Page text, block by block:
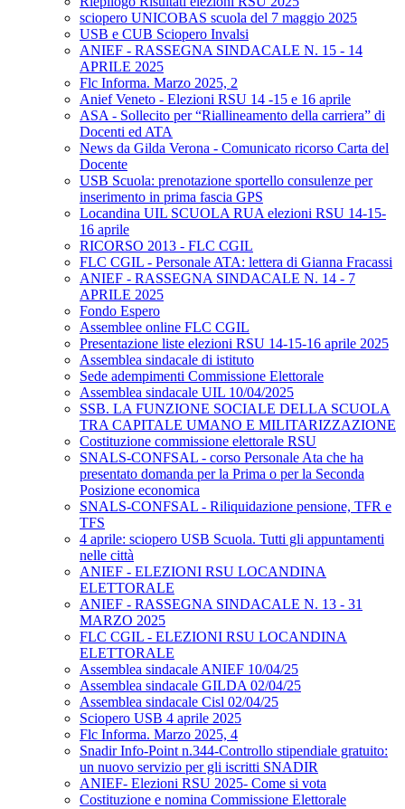
sciopero UNICOBAS scuola del 7 maggio 2025
USB e CUB Sciopero Invalsi
ANIEF - RASSEGNA SINDACALE N. 15 - 14
APRILE 2025
Flc Informa. Marzo 2025, 2
Anief Veneto - Elezioni RSU 14 -15 e 16 aprile
ASA - Sollecito per “Riallineamento della carriera” di
Docenti ed ATA
News da Gilda Verona - Comunicato ricorso Carta del
Docente
USB Scuola: prenotazione sportello consulenze per
inserimento in prima fascia GPS
Locandina UIL SCUOLA RUA elezioni RSU 14-15-
16 aprile
RICORSO 2013 - FLC CGIL
FLC CGIL - Personale ATA: lettera di Gianna Fracassi
ANIEF - RASSEGNA SINDACALE N. 14 - 7
APRILE 2025
Fondo Espero
Assemblee online FLC CGIL
Presentazione liste elezioni RSU 14-15-16 aprile 2025
Assemblea sindacale di istituto
Sede adempimenti Commissione Elettorale
Assemblea sindacale UIL 10/04/2025
SSB. LA FUNZIONE SOCIALE DELLA SCUOLA
TRA CAPITALE UMANO E MILITARIZZAZIONE
Costituzione commissione elettorale RSU
SNALS-CONFSAL - corso Personale Ata che ha
presentato domanda per la Prima o per la Seconda
Posizione economica
SNALS-CONFSAL - Riliquidazione pensione, TFR e
TFS
4 aprile: sciopero USB Scuola. Tutti gli appuntamenti
nelle città
ANIEF - ELEZIONI RSU LOCANDINA
ELETTORALE
ANIEF - RASSEGNA SINDACALE N. 13 - 31
MARZO 2025
FLC CGIL - ELEZIONI RSU LOCANDINA
ELETTORALE
Assemblea sindacale ANIEF 10/04/25
Assemblea sindacale GILDA 02/04/25
Assemblea sindacale Cisl 02/04/25
Sciopero USB 4 aprile 2025
Flc Informa. Marzo 2025, 4
Snadir Info-Point n.344-Controllo stipendiale gratuito:
un nuovo servizio per gli iscritti SNADIR
ANIEF- Elezioni RSU 2025- Come si vota
Costituzione e nomina Commissione Elettorale